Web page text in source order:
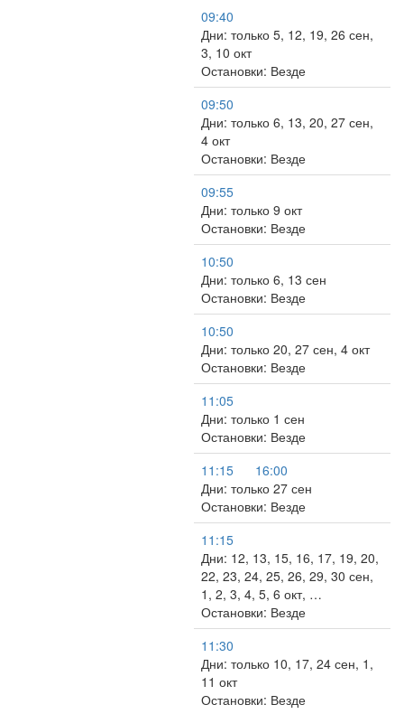
09:40
Дни: только 5, 12, 19, 26 сен,
3, 10 окт
Остановки: Везде
09:50
Дни: только 6, 13, 20, 27 сен,
4 окт
Остановки: Везде
09:55
Дни: только 9 окт
Остановки: Везде
10:50
Дни: только 6, 13 сен
Остановки: Везде
10:50
Дни: только 20, 27 сен, 4 окт
Остановки: Везде
11:05
Дни: только 1 сен
Остановки: Везде
11:15
16:00
Дни: только 27 сен
Остановки: Везде
11:15
Дни: 12, 13, 15, 16, 17, 19, 20,
22, 23, 24, 25, 26, 29, 30 сен,
1, 2, 3, 4, 5, 6 окт, …
Остановки: Везде
11:30
Дни: только 10, 17, 24 сен, 1,
11 окт
Остановки: Везде